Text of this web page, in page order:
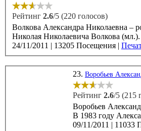
Рейтинг 2.6/5 (220 голосов)
Волкова Александра Николаевна –
24/11/2011 | 13205 Посещения |
23. Воробьев
Рейтинг 2.6/5 (215
Воробьев
09/11/2011 | 11033